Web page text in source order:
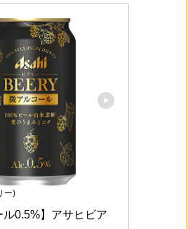
ー)
ル0.5%】アサヒビア